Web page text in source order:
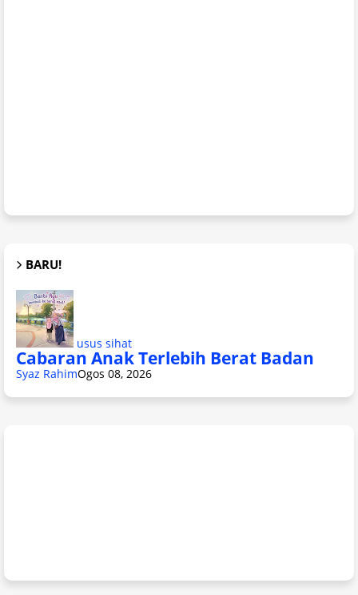
BARU!
usus sihat
Cabaran Anak Terlebih Berat Badan
Syaz RahimOgos 08, 2026